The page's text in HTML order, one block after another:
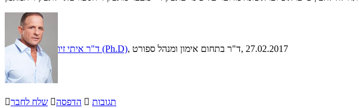
ד"ר איתי זיו (Ph.D) , ד"ר בתחום אימון ומנהל ספורט, 27.02.2017
שלח לחבר הדפסה  תגובות